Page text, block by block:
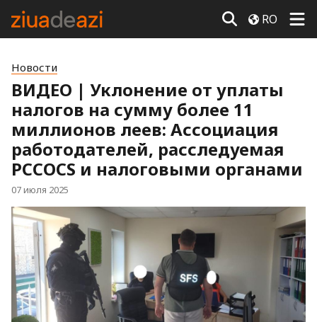
RO
Новости
ВИДЕО | Уклонение от уплаты
налогов на сумму более 11
миллионов леев: Ассоциация
работодателей, расследуемая
PCCOCS и налоговыми органами
07 июля 2025